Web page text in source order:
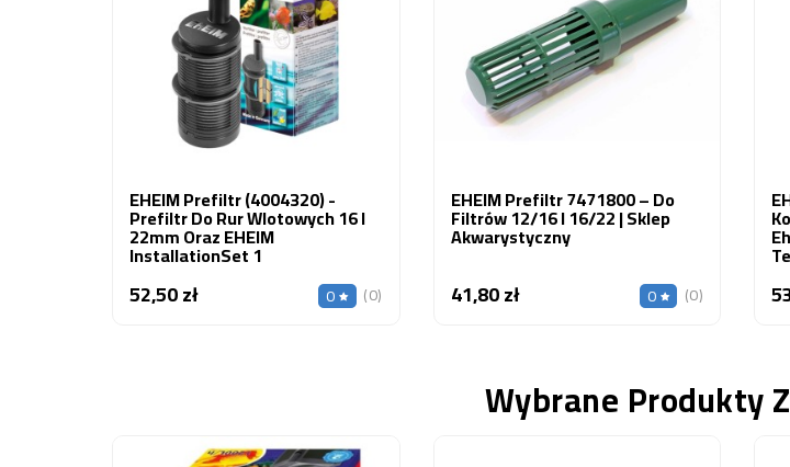
EHEIM Prefiltr (4004320) -
Prefiltr Do Rur Wlotowych 16 I
22mm Oraz EHEIM
InstallationSet 1
52,50 złCena 0 (0)
EHEIM Prefiltr 7471800 – Do
Filtrów 12/16 I 16/22 | Sklep
Akwarystyczny
41,80 złCena 0 (0)
Wybrane Produkty